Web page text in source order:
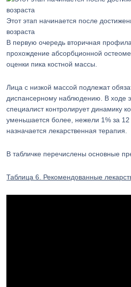
Этот этап начинается после
возраста
В первую очередь вторичная
прохождение абсорбционной
оценки пика костной массы.
Лица с низкой массой подлежат
диспансерному наблюдению. В ходе
специалист контролирует динамику
уменьшается более, нежели 1% за
назначается лекарственная терапия.
В табличке перечислены основные
Таблица 6. Рекомендованные